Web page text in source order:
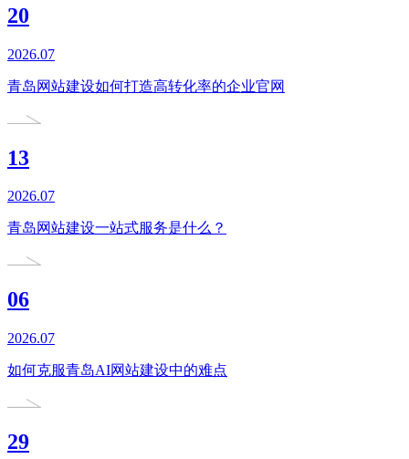
20
2026.07
青岛网站建设如何打造高转化率的企业官网
13
2026.07
青岛网站建设一站式服务是什么？
06
2026.07
如何克服青岛AI网站建设中的难点
29